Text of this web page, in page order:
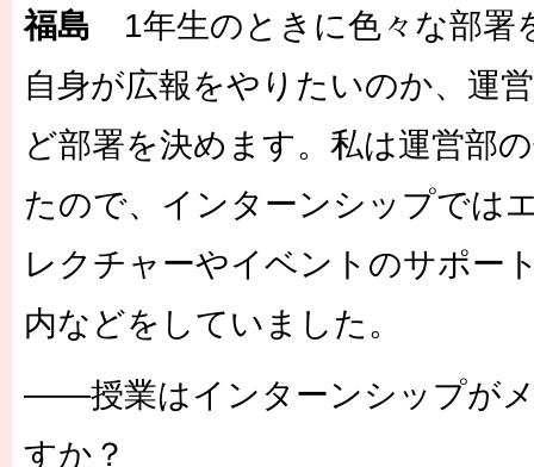
福島 1年生のときに色々な部署
自身が広報をやりたいのか、運
ど部署を決めます。私は運営部
たので、インターンシップでは
レクチャーやイベントのサポー
内などをしていました。
――授業はインターンシップが
すか？